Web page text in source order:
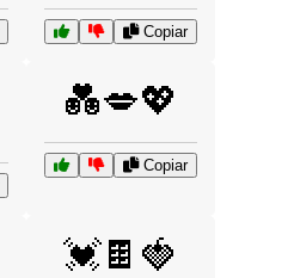
Copiar
💑💋💖
Copiar
💓🍫🍓